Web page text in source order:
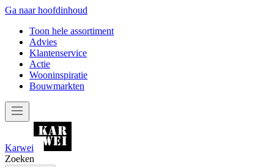
Ga naar hoofdinhoud
Toon hele assortiment
Advies
Klantenservice
Actie
Wooninspiratie
Bouwmarkten
Karwei
Zoeken